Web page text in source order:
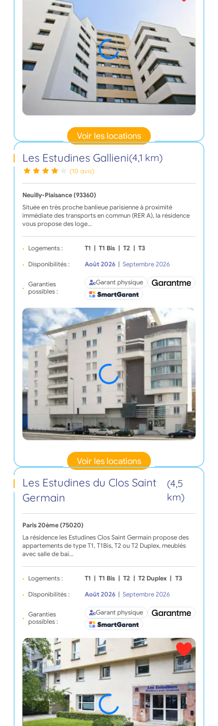
Voir les locations
Les Estudines Gallieni(4,1 km)
(10 avis)
Neuilly-Plaisance (93360)
Située en très proche banlieue parisienne à proximité
immédiate des transports en commun (RER A), la résidence
vous propose des loge…
Logements : T1 T1 Bis T2 T3
Disponibilités : Août 2026 Septembre 2026
Garanties
possibles :
Garant physique
Voir les locations
Les Estudines du Clos Saint
Germain
(4,5
km)
Paris 20ème (75020)
La résidence les Estudines Clos Saint Germain propose des
appartements de type T1, T1Bis, T2 ou T2 Duplex, meublés
avec salle de bai…
Logements : T1 T1 Bis T2 T2 Duplex T3
Disponibilités : Août 2026 Septembre 2026
Garanties
possibles :
Garant physique